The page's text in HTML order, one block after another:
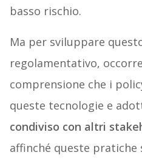
basso rischio.
Ma per sviluppare
regolamentativo,
comprensione che i
queste tecnologie e
condiviso con altri
affinché queste pratiche